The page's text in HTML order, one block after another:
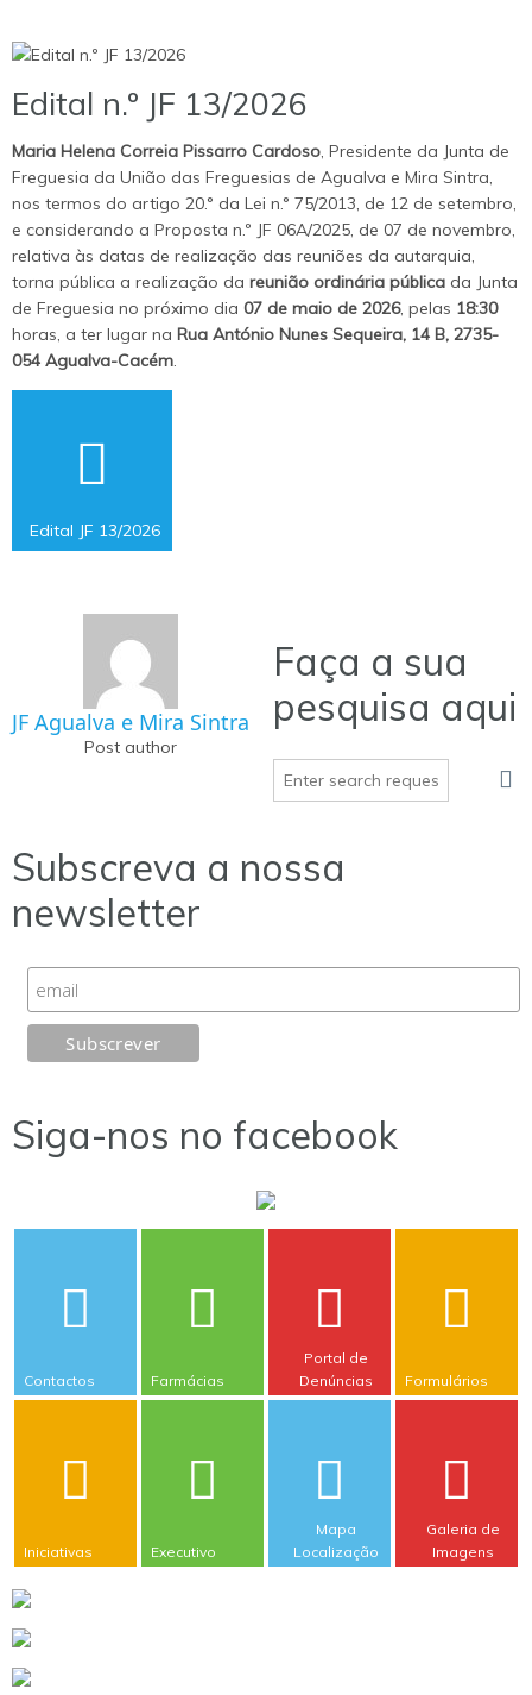
Edital n.º JF 13/2026
Maria Helena Correia Pissarro Cardoso, Presidente da Junta de
Freguesia da União das Freguesias de Agualva e Mira Sintra,
nos termos do artigo 20.° da Lei n.° 75/2013, de 12 de setembro,
e considerando a Proposta n.º JF 06A/2025, de 07 de novembro,
relativa às datas de realização das reuniões da autarquia,
torna pública a realização da reunião ordinária pública da Junta
de Freguesia no próximo dia 07 de maio de 2026, pelas 18:30
horas, a ter lugar na Rua António Nunes Sequeira, 14 B, 2735-
054 Agualva-Cacém.
Edital JF 13/2026
JF Agualva e Mira Sintra
Post author
Faça a sua
pesquisa aqui
Subscreva a nossa
newsletter
Siga-nos no facebook
Contactos Farmácias
Portal de
Denúncias
Formulários
Iniciativas Executivo
Mapa
Localização
Galeria de
Imagens